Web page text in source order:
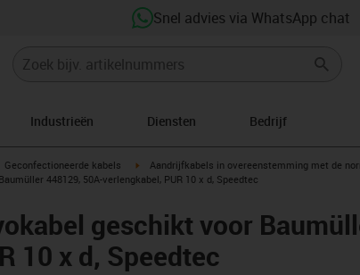
Snel advies via WhatsApp chat
Industrieën Diensten Bedrijf
igus-icon-arrow-right
Geconfectioneerde kabels igus-icon-arrow-right
Aandrijfkabels in overeenstemming met de
448129, 50A-verlengkabel, PUR 10 x d, Speedtec
geschikt voor
10 x d, Speedtec